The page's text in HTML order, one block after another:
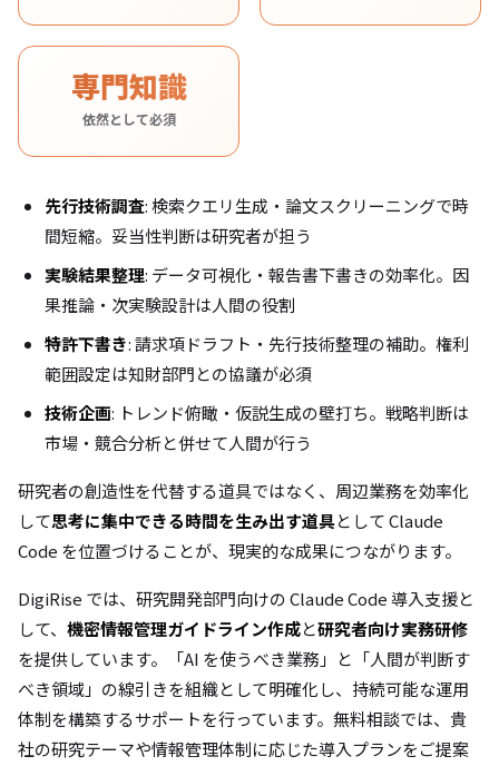
専門知識
依然として必須
先行技術調査: 検索クエリ生成・論文スクリーニングで時
間短縮。妥当性判断は研究者が担う
実験結果整理: データ可視化・報告書下書きの効率化。因
果推論・次実験設計は人間の役割
特許下書き: 請求項ドラフト・先行技術整理の補助。権利
範囲設定は知財部門との協議が必須
技術企画: トレンド俯瞰・仮説生成の壁打ち。戦略判断は
市場・競合分析と併せて人間が行う
研究者の創造性を代替する道具ではなく、周辺業務を効率化
して思考に集中できる時間を生み出す道具として Claude
Code を位置づけることが、現実的な成果につながります。
DigiRise では、研究開発部門向けの Claude Code 導入支援と
して、 機密情報管理ガイドライン作成と研究者向け実務研修
を提供しています。「AI を使うべき業務」と「人間が判断す
べき領域」の線引きを組織として明確化し、持続可能な運用
体制を構築するサポートを行っています。無料相談では、貴
社の研究テーマや情報管理体制に応じた導入プランをご提案